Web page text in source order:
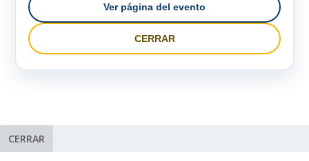
Ver página del evento
CERRAR
CERRAR